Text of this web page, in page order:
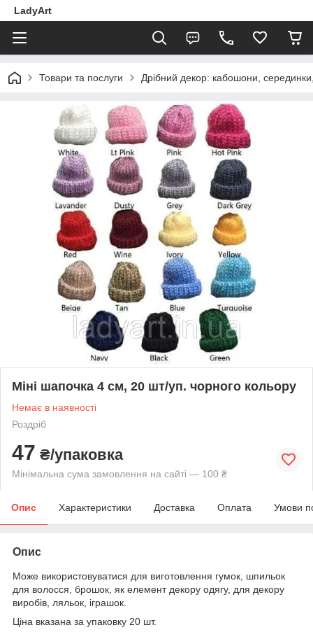
LadyArt
Товари та послуги Дрібний декор: кабошони,
Міні шапочка 4 см, 20 шт/уп. чорного кольору
Немає в наявності
Роздріб
47 ₴/упаковка
Мінімальна сума замовлення на сайті — 100 ₴
Опис Характеристики Доставка Оплата Умови
Опис
Може використовуватися для виготовлення гумок, шпильок
для волосся, брошок, як елемент декору одягу, для декору
виробів, ляльок, іграшок.
Ціна вказана за упаковку 20 шт.